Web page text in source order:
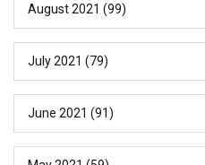
August 2021 (99)
July 2021 (79)
June 2021 (91)